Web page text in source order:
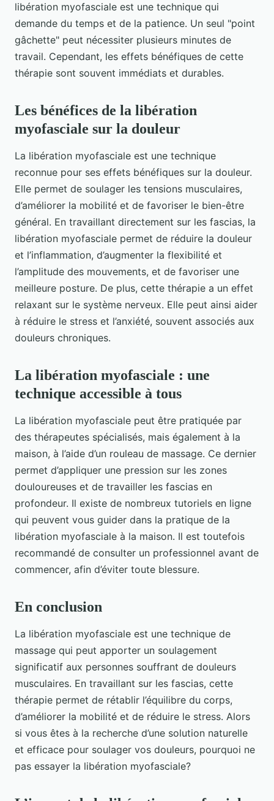
libération myofasciale est une technique qui
demande du temps et de la patience. Un seul "point
gâchette" peut nécessiter plusieurs minutes de
travail. Cependant, les effets bénéfiques de cette
thérapie sont souvent immédiats et durables.
Les bénéfices de la libération
myofasciale sur la douleur
La libération myofasciale est une technique
reconnue pour ses effets bénéfiques sur la douleur.
Elle permet de soulager les tensions musculaires,
d’améliorer la mobilité et de favoriser le bien-être
général. En travaillant directement sur les fascias, la
libération myofasciale permet de réduire la douleur
et l’inflammation, d’augmenter la flexibilité et
l’amplitude des mouvements, et de favoriser une
meilleure posture. De plus, cette thérapie a un effet
relaxant sur le système nerveux. Elle peut ainsi aider
à réduire le stress et l’anxiété, souvent associés aux
douleurs chroniques.
La libération myofasciale : une
technique accessible à tous
La libération myofasciale peut être pratiquée par
des thérapeutes spécialisés, mais également à la
maison, à l’aide d’un rouleau de massage. Ce dernier
permet d’appliquer une pression sur les zones
douloureuses et de travailler les fascias en
profondeur. Il existe de nombreux tutoriels en ligne
qui peuvent vous guider dans la pratique de la
libération myofasciale à la maison. Il est toutefois
recommandé de consulter un professionnel avant de
commencer, afin d’éviter toute blessure.
En conclusion
La libération myofasciale est une technique de
massage qui peut apporter un soulagement
significatif aux personnes souffrant de douleurs
musculaires. En travaillant sur les fascias, cette
thérapie permet de rétablir l’équilibre du corps,
d’améliorer la mobilité et de réduire le stress. Alors
si vous êtes à la recherche d’une solution naturelle
et efficace pour soulager vos douleurs, pourquoi ne
pas essayer la libération myofasciale?